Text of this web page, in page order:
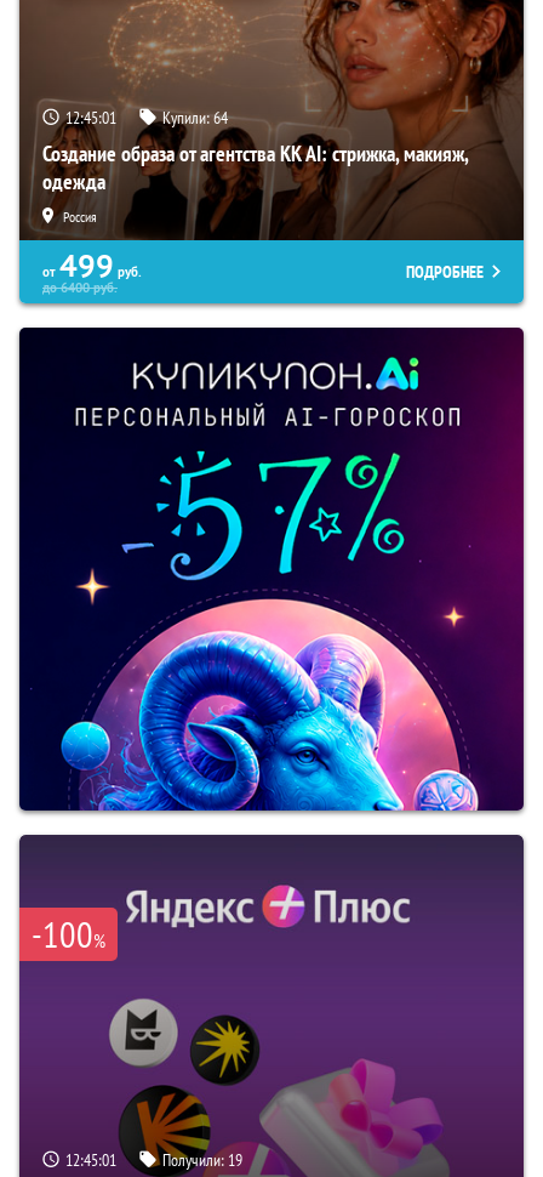
12:45:00 Купили:64
Создание образа от агентства KK AI: стрижка, макияж,
одежда
Россия
от 499 руб.
до6400руб.
ПОДРОБНЕЕ
-100%
12:45:00 Получили: 19